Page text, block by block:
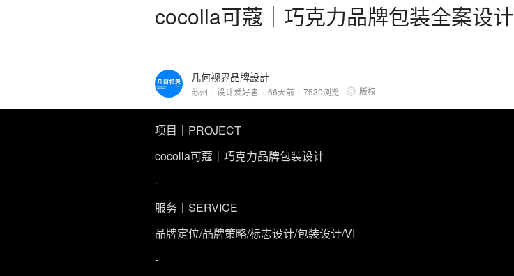
cocolla可蔻｜巧克力品牌包装全案设计
几何视界品牌設計
苏州 设计爱好者 66天前 7530浏览 版权
项目丨PROJECT
cocolla可蔻｜巧克力品牌包装设计
-
服务丨SERVICE
品牌定位/品牌策略/标志设计/包装设计/VI
-